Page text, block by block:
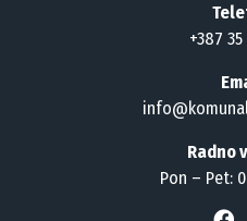
+387 35
Radno
Pon – Pet: